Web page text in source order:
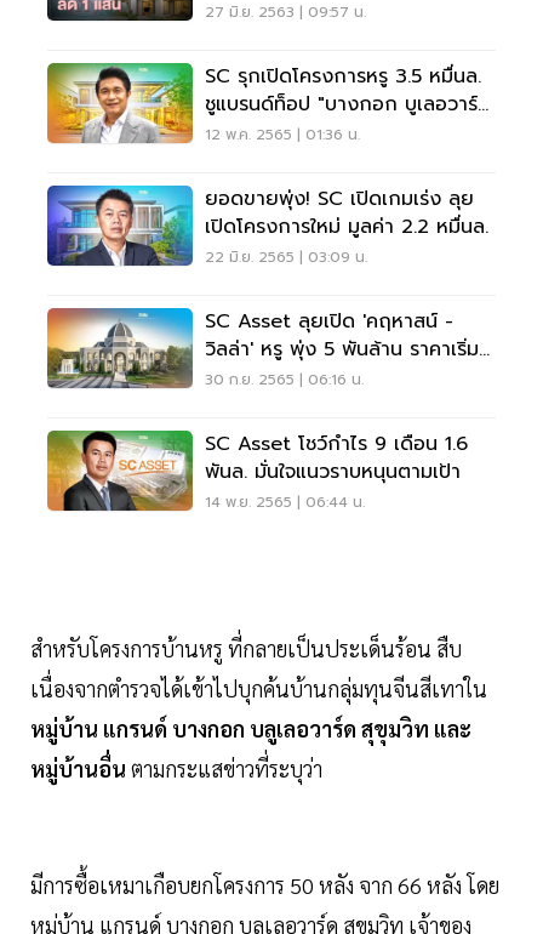
27 มิ.ย. 2563 | 09:57 น.
SC รุกเปิดโครงการหรู 3.5 หมื่นล.
ชูแบรนด์ท็อป "บางกอก บูเลอวาร์
ด"
12 พ.ค. 2565 | 01:36 น.
ยอดขายพุ่ง! SC เปิดเกมเร่ง ลุย
เปิดโครงการใหม่ มูลค่า 2.2 หมื่นล.
22 มิ.ย. 2565 | 03:09 น.
SC Asset ลุยเปิด 'คฤหาสน์ -
วิลล่า' หรู พุ่ง 5 พันล้าน ราคาเริ่ม
30 ลบ.
30 ก.ย. 2565 | 06:16 น.
SC Asset โชว์กำไร 9 เดือน 1.6
พันล. มั่นใจแนวราบหนุนตามเป้า
14 พ.ย. 2565 | 06:44 น.
สำหรับโครงการบ้านหรู ที่กลายเป็นประเด็นร้อน สืบ
เนื่องจากตำรวจได้เข้าไปบุกค้นบ้านกลุ่มทุนจีนสีเทาใน
หมู่บ้าน แกรนด์ บางกอก บลูเลอวาร์ด สุขุมวิท และ
หมู่บ้านอื่น ตามกระแสข่าวที่ระบุว่า
มีการซื้อเหมาเกือบยกโครงการ 50 หลัง จาก 66 หลัง โดย
หมู่บ้าน แกรนด์ บางกอก บลูเลอวาร์ด สุขุมวิท เจ้าของ